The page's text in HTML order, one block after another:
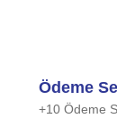
Ödeme
+10 Ödeme